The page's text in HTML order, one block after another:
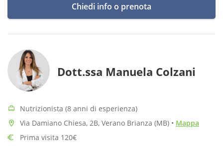
Chiedi info o prenota
Dott.ssa Manuela Colzani
Nutrizionista (8 anni di esperienza)
Via Damiano Chiesa, 2B, Verano Brianza (MB) • Mappa
Prima visita 120€